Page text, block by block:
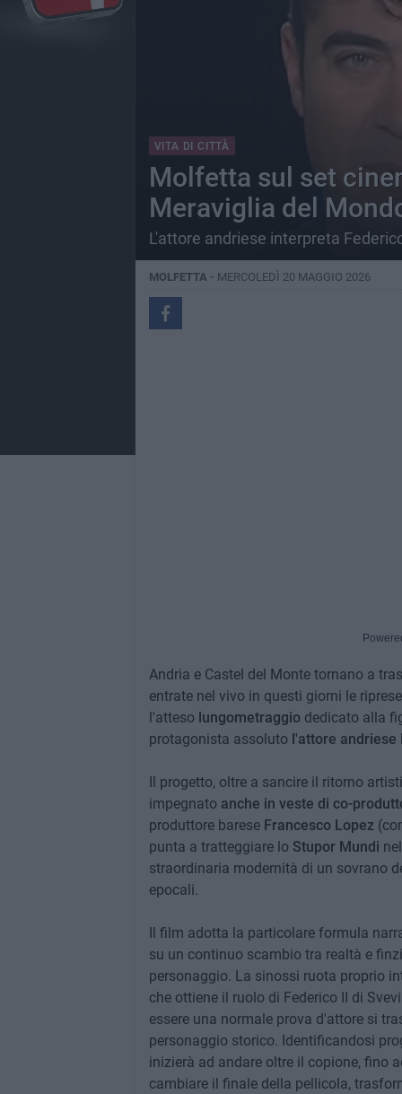
VITA DI CITTÀ
Molfetta sul set
Meraviglia del
L'attore andriese interpreta
MOLFETTA - MERCOLEDÌ 20 MAGGIO 2026
Andria e Castel del Monte tornano a
entrate nel vivo in questi giorni le
l'atteso lungometraggio dedicato alla
protagonista assoluto l'attore andriese
Il progetto, oltre a sancire il ritorno
impegnato anche in veste di co-
produttore barese Francesco Lopez
punta a tratteggiare lo Stupor Mundi
straordinaria modernità di un sovrano
epocali.
Il film adotta la particolare formula
su un continuo scambio tra realtà e
personaggio. La sinossi ruota proprio
che ottiene il ruolo di Federico II di
essere una normale prova d'attore si
personaggio storico. Identificandosi
inizierà ad andare oltre il copione, fino
cambiare il finale della pellicola,